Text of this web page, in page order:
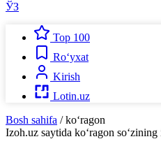
ЎЗ
Top 100
Ro‘yxat
Kirish
Lotin.uz
Bosh sahifa / ko‘ragon
Izoh.uz saytida ko‘ragon so‘zining